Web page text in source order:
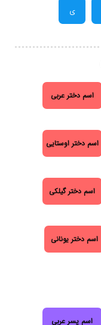
ی
اسم دختر عربی
اسم دختر اوستایی
اسم دختر گیلکی
اسم دختر یونانی
اسم پسر عربی